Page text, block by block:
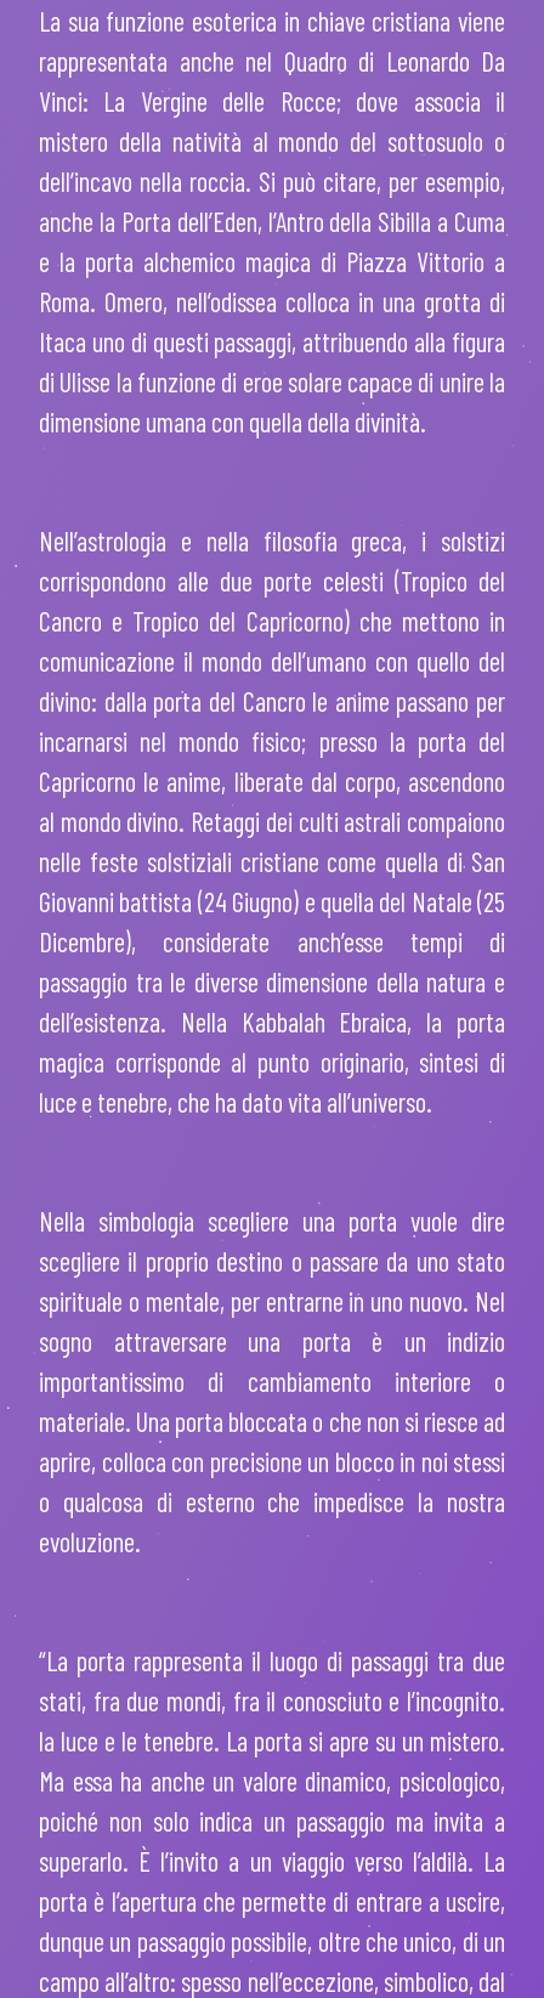
La sua funzione esoterica in chiave cristiana viene
rappresentata anche nel Quadro di Leonardo Da
Vinci: La Vergine delle Rocce; dove associa il
mistero della natività al mondo del sottosuolo o
dell’incavo nella roccia. Si può citare, per esempio,
anche la Porta dell’Eden, l’Antro della Sibilla a Cuma
e la porta alchemico magica di Piazza Vittorio a
Roma. Omero, nell’odissea colloca in una grotta di
Itaca uno di questi passaggi, attribuendo alla figura
di Ulisse la funzione di eroe solare capace di unire la
dimensione umana con quella della divinità.
Nell’astrologia e nella filosofia greca, i solstizi
corrispondono alle due porte celesti (Tropico del
Cancro e Tropico del Capricorno) che mettono in
comunicazione il mondo dell’umano con quello del
divino: dalla porta del Cancro le anime passano per
incarnarsi nel mondo fisico; presso la porta del
Capricorno le anime, liberate dal corpo, ascendono
al mondo divino. Retaggi dei culti astrali compaiono
nelle feste solstiziali cristiane come quella di San
Giovanni battista (24 Giugno) e quella del Natale (25
Dicembre), considerate anch’esse tempi di
passaggio tra le diverse dimensione della natura e
dell’esistenza. Nella Kabbalah Ebraica, la porta
magica corrisponde al punto originario, sintesi di
luce e tenebre, che ha dato vita all’universo.
Nella simbologia scegliere una porta vuole dire
scegliere il proprio destino o passare da uno stato
spirituale o mentale, per entrarne in uno nuovo. Nel
sogno attraversare una porta è un indizio
importantissimo di cambiamento interiore o
materiale. Una porta bloccata o che non si riesce ad
aprire, colloca con precisione un blocco in noi stessi
o qualcosa di esterno che impedisce la nostra
evoluzione.
“La porta rappresenta il luogo di passaggi tra due
stati, fra due mondi, fra il conosciuto e l’incognito.
la luce e le tenebre. La porta si apre su un mistero.
Ma essa ha anche un valore dinamico, psicologico,
poiché non solo indica un passaggio ma invita a
superarlo. È l’invito a un viaggio verso l’aldilà. La
porta è l’apertura che permette di entrare a uscire,
dunque un passaggio possibile, oltre che unico, di un
campo all’altro: spesso nell’eccezione, simbolico, dal